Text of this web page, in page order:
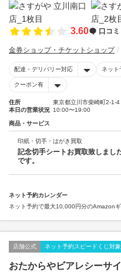
3.60 口コミ
金券ショップ・チケットショップ
配達・デリバリー対応 ネット
クーポン有
住所
東京都立川市柴崎町2-1-4
本日の営業状況 10:00〜19:00
商品・サービス
印紙・切手・はがき買取
記念切手シートお買取致しまし
です。
ネット予約カレンダー
ネット予約で最大10,000円分のAmazonギ
店舗公式 ネット予約スピードくじ対
おたからやビアレシーサ